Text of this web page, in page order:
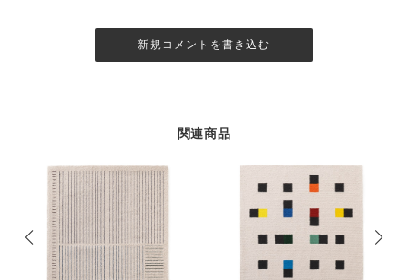
新規コメントを書き込む
関連商品